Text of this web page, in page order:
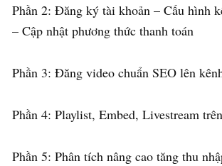
Phần 2: Đăng ký tài khoản – Cấu hình
– Cập nhật phương thức thanh toán
Phần 3: Đăng video chuẩn SEO lên
Phần 4: Playlist, Embed, Livestream
Phần 5: Phân tích nâng cao tăng thu